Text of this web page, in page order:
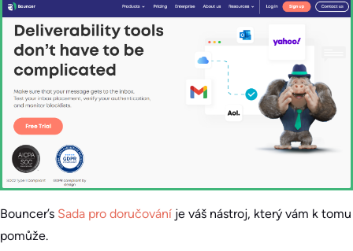
Bouncer’s Sada pro doručování je váš nástroj, který vám k tomu
pomůže.